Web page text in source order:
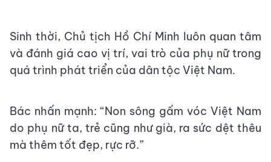
Sinh thời, Chủ tịch Hồ Chí Minh luôn quan tâm
và đánh giá cao vị trí, vai trò của phụ nữ trong
quá trình phát triển của dân tộc Việt Nam.
Bác nhấn mạnh: “Non sông gấm vóc Việt Nam
do phụ nữ ta, trẻ cũng như già, ra sức dệt thêu
mà thêm tốt đẹp, rực rỡ.”